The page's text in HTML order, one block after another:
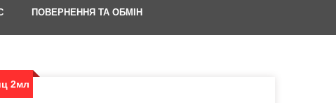
ПОВЕРНЕННЯ ТА ОБМІН
2мл